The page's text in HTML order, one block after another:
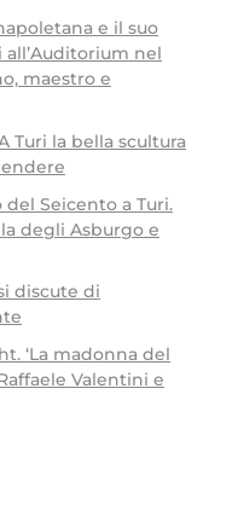
e il suo
nel
maestro e
Turi la bella scultura
Seicento a Turi.
degli Asburgo e
discute di
‘La madonna del
Valentini e